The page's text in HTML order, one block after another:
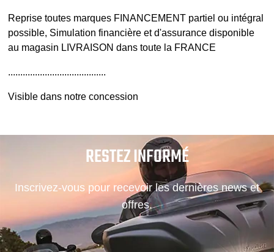
Reprise toutes marques FINANCEMENT partiel ou intégral
possible, Simulation financière et d'assurance disponible
au magasin LIVRAISON dans toute la FRANCE
........................................
Visible dans notre concession
RESTEZ INFORMÉ
Inscrivez-vous pour recevoir les dernières news et
offres.